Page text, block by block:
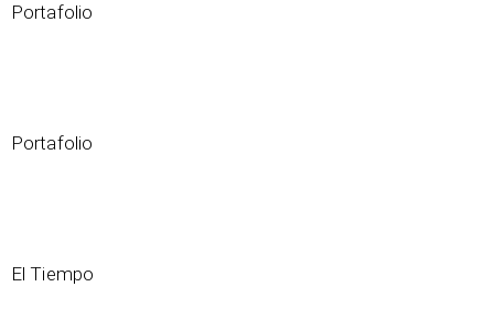
Portafolio
Portafolio
El Tiempo